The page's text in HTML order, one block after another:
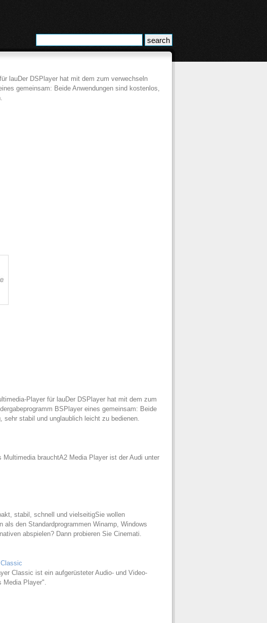
lauDer DSPlayer hat mit dem zum verwechseln
gemeinsam: Beide Anwendungen sind kostenlos,
Player für lauDer DSPlayer hat mit dem zum
BSPlayer eines gemeinsam: Beide
stabil und unglaublich leicht zu bedienen.
brauchtA2 Media Player ist der Audi unter
stabil, schnell und vielseitigSie wollen
den Standardprogrammen Winamp, Windows
abspielen? Dann probieren Sie Cinemati.
Classic ist ein aufgerüsteter Audio- und Video-
Media Player".